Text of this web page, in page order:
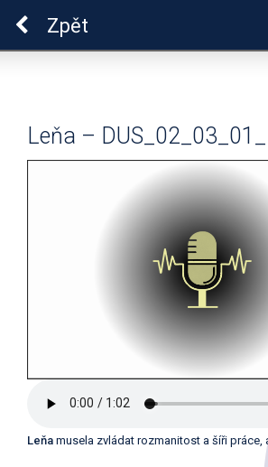
Zpět
Leňa –
Leňa musela zvládat rozmanitost a šíři práce,